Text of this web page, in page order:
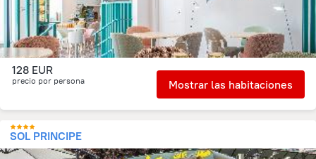
128 EUR
precio por persona Mostrar las habitaciones
SOL PRINCIPE